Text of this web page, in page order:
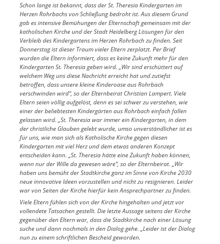
Schon lange ist bekannt, dass der St. Theresia Kindergarten im
Herzen Rohrbachs von Schließung bedroht ist. Aus diesem Grund
gab es intensive Bemühungen der Elternschaft gemeinsam mit der
katholischen Kirche und der Stadt Heidelberg Lösungen für den
Verbleib des Kindergartens im Herzen Rohrbach zu finden. Seit
Donnerstag ist dieser Traum vieler Eltern zerplatzt. Per Brief
wurden die Eltern informiert, dass es keine Zukunft mehr für den
Kindergarten St. Theresia geben wird. „Wir sind erschüttert auf
welchem Weg uns diese Nachricht erreicht hat und zutiefst
betroffen, dass unsere kleine Kinderoase aus Rohrbach
verschwinden wird“, so der Elternbeirat Christian Lampert. Viele
Eltern seien völlig aufgelöst, denn es sei schwer zu verstehen, wie
einer der beliebtesten Kindergärten aus Rohrbach einfach fallen
gelassen wird. „St. Theresia war immer ein Kindergarten, in dem
der christliche Glauben gelebt wurde, umso unverständlicher ist es
für uns, wie man sich als Katholische Kirche gegen diesen
Kindergarten mit viel Herz und dem etwas anderen Konzept
entscheiden kann. „St. Theresia hätte eine Zukunft haben können,
wenn nur der Wille da gewesen wäre“, so der Elternbeirat. „Wir
haben uns bemüht der Stadtkirche ganz im Sinne von Kirche 2030
neue innovative Ideen vorzustellen und nicht zu resignieren. Leider
war von Seiten der Kirche hierfür kein Ansprechpartner zu finden.
Viele Eltern fühlen sich von der Kirche hingehalten und jetzt vor
vollendete Tatsachen gestellt. Die letzte Aussage seitens der Kirche
gegenüber den Eltern war, dass die Stadtkirche nach einer Lösung
suche und dann nochmals in den Dialog gehe. „Leider ist der Dialog
nun zu einem schriftlichen Bescheid geworden.